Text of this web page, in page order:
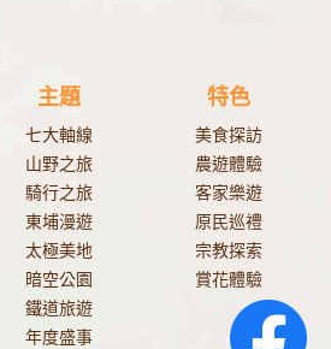
主題
七大軸線
山野之旅
騎行之旅
東埔漫遊
太極美地
暗空公園
鐵道旅遊
年度盛事
特色
美食探訪
農遊體驗
客家樂遊
原民巡禮
宗教探索
賞花體驗